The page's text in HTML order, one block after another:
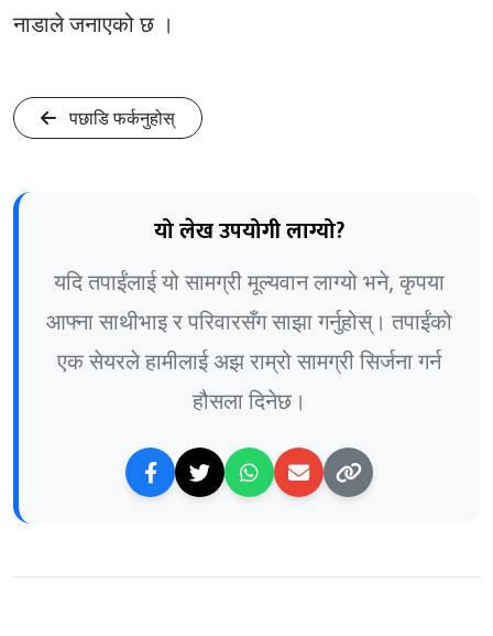
नाडाले जनाएको छ ।
पछाडि फर्कनुहोस्
यो लेख उपयोगी लाग्यो?
यदि तपाईंलाई यो सामग्री मूल्यवान लाग्यो भने, कृपया
आफ्ना साथीभाइ र परिवारसँग साझा गर्नुहोस्। तपाईंको
एक सेयरले हामीलाई अझ राम्रो सामग्री सिर्जना गर्न
हौसला दिनेछ।